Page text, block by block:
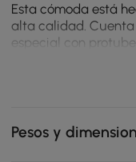
Esta cómoda está
alta calidad. Cuenta
especial con
adecuado entre
a los usuarios
Es moderno y se
soluciones de
Pesos y